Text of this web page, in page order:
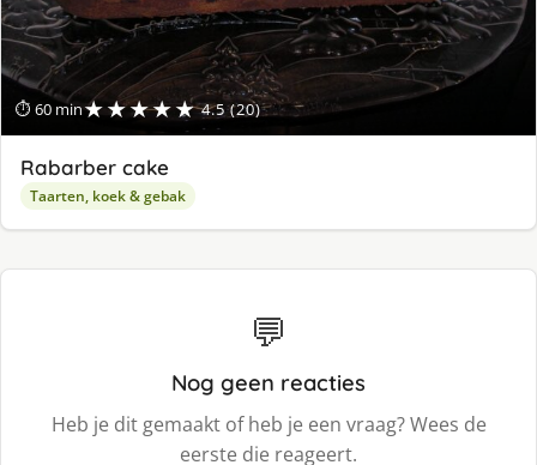
⏱ 60 min★★★★★ 4.5 (20)
Rabarber cake
Taarten, koek & gebak
💬
Nog geen reacties
Heb je dit gemaakt of heb je een vraag? Wees de
eerste die reageert.